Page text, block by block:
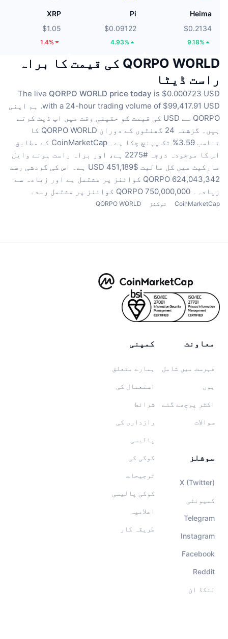
Heima
$0.2134
9.18%
Pi
$0.09122
4.93%
XRP
$1.05
1.4%
QORPO WORLD کی قیمت کا براہ
راست ڈیٹا
The live QORPO WORLD price today is $0.000723 USD
with a 24-hour trading volume of $99,417.91 USD.
ہم اپنی
QORPO سے USD کی قیمت کو حقیقی وقت میں اپ ڈیٹ کرتے
ہیں۔
گزشتہ 24 گھنٹوں کے دوران QORPO WORLD کا
تناسب 3.59% تک پہنچ چکا ہے۔
CoinMarketCap کے مطابق
اس کا موجودہ درجہ #2275 ہے، اور براہ راست ہونے وایل
مارکیٹ میں کل مالیت $451,189 USD ہے۔
اس کی گردشی رسد
624,043,342 QORPO کوائنز پر مشتمل ہے
اور زیادہ سے
زیادہ۔ 750,000,000 QORPO کوائنز پر مشتمل رسد۔
CoinMarketCap ٹوکنز QORPO WORLD
کمپنی
ہمارے متعلق
استعمال کی
شرائط
رازداری کی
پالیسی
کوکی کی
ترجیحات
کوکی پالیسی
اعلامیہ
طریقہ کار
معاونت
فہرست میں شامل
ہوں
اکثر پوچھے گئے
سوالات
سوشلز
X (Twitter)
کمیونٹی
Telegram
Instagram
Facebook
Reddit
لنکڈ ان